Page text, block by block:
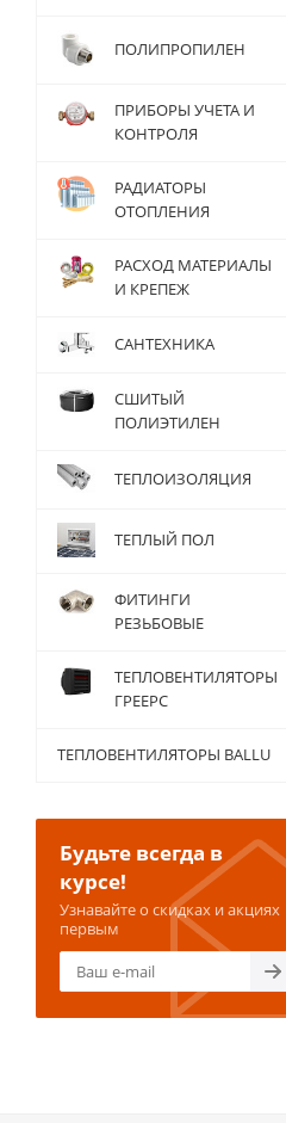
ПОЛИПРОПИЛЕН
ПРИБОРЫ УЧЕТА И
КОНТРОЛЯ
РАДИАТОРЫ
ОТОПЛЕНИЯ
РАСХОД МАТЕРИАЛЫ
И КРЕПЕЖ
САНТЕХНИКА
СШИТЫЙ
ПОЛИЭТИЛЕН
ТЕПЛОИЗОЛЯЦИЯ
ТЕПЛЫЙ ПОЛ
ФИТИНГИ
РЕЗЬБОВЫЕ
ТЕПЛОВЕНТИЛЯТОРЫ
ГРЕЕРС
ТЕПЛОВЕНТИЛЯТОРЫ BALLU
Будьте всегда в
курсе!
Узнавайте о скидках и акциях
первым